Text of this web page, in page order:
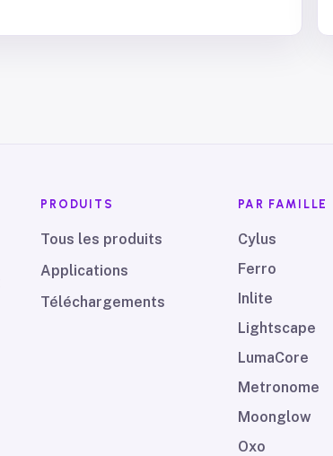
PRODUITS
Tous les produits
Applications
Téléchargements
PAR FAMILLE
Cylus
Ferro
Inlite
Lightscape
LumaCore
Metronome
Moonglow
Oxo